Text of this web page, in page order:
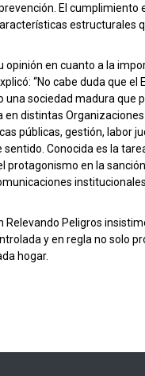
El
estructurales
opinión en cuanto a la
“No cabe duda que
una sociedad madura que
distintas
públicas, gestión, labor
sentido. Conocida es la
protagonismo en la
Relevando Peligros
y en regla no solo
hogar.